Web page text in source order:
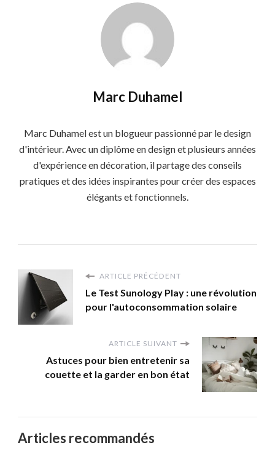
Marc Duhamel
Marc Duhamel est un blogueur passionné par le design
d'intérieur. Avec un diplôme en design et plusieurs années
d'expérience en décoration, il partage des conseils
pratiques et des idées inspirantes pour créer des espaces
élégants et fonctionnels.
ARTICLE PRÉCÉDENT
Le Test Sunology Play : une révolution
pour l'autoconsommation solaire
ARTICLE SUIVANT
Astuces pour bien entretenir sa
couette et la garder en bon état
Articles recommandés